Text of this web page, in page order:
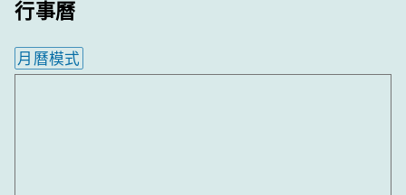
行事曆
月曆模式